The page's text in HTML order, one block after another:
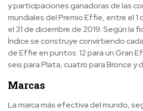
y participaciones ganadoras de las
mundiales del Premio Effie, entre el 1
el 31 de diciembre de 2019. Según la
Índice se construye convirtiendo
de Effie en puntos: 12 para un Gran
seis para Plata, cuatro para Bronce y
Marcas
La marca más efectiva del mundo,